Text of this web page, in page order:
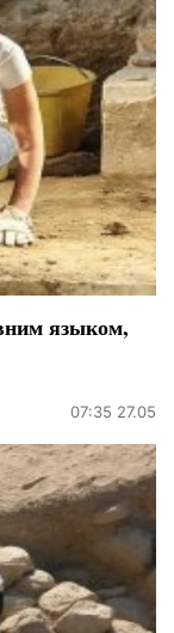
языком,
07:35 27.05